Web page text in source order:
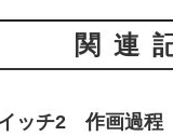
関連
ッチ2 作画過程